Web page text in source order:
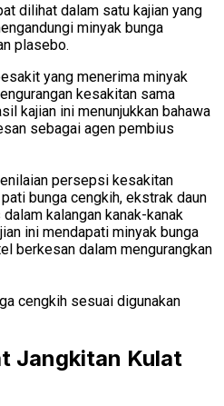
dilihat dalam satu kajian yang
minyak bunga
plasebo.
yang menerima minyak
kesakitan sama
kajian ini menunjukkan bahawa
sebagai agen pembius
persepsi kesakitan
bunga cengkih, ekstrak daun
kalangan kanak-kanak
ini mendapati minyak bunga
berkesan dalam mengurangkan
cengkih sesuai digunakan
Jangkitan Kulat